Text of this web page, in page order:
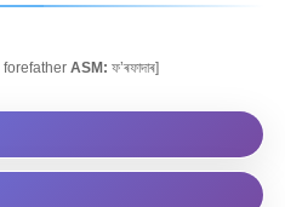
forefather ASM: ফ’ৰফাদাৰ]